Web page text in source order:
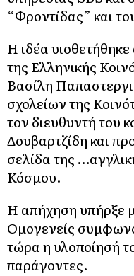
“Φροντίδας” και
Η ιδέα
της Ελληνικής
Βασίλη
σχολείων της
τον διευθυντή του
Δουβαρτζίδη και
σελίδα της
Κόσμου.
Η απήχηση υπήρξε
Ομογενείς
τώρα η υλοποίησή
παράγοντες.